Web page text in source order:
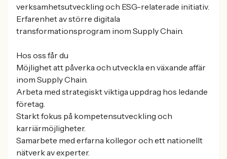
verksamhetsutveckling och ESG-relaterade initiativ.
Erfarenhet av större digitala
transformationsprogram inom Supply Chain.
Hos oss får du
Möjlighet att påverka och utveckla en växande affär
inom Supply Chain.
Arbeta med strategiskt viktiga uppdrag hos ledande
företag.
Starkt fokus på kompetensutveckling och
karriärmöjligheter.
Samarbete med erfarna kollegor och ett nationellt
nätverk av experter.